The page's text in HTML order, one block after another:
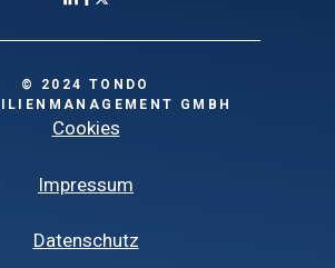
© 2024 TONDO
GMBH
Cookies
Impressum
Datenschutz